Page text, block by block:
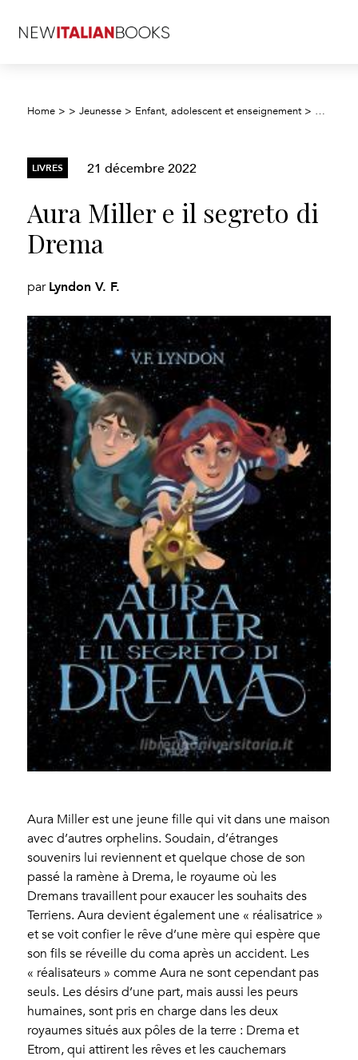
Home > >Jeunesse > Enfant, adolescent et enseignement > Fiction
LIVRES 21 décembre 2022
Aura Miller e il segreto di
Drema
par Lyndon V. F.
Aura Miller est une jeune fille qui vit dans une maison
avec d’autres orphelins. Soudain, d’étranges
souvenirs lui reviennent et quelque chose de son
passé la ramène à Drema, le royaume où les
Dremans travaillent pour exaucer les souhaits des
Terriens. Aura devient également une « réalisatrice »
et se voit confier le rêve d’une mère qui espère que
son fils se réveille du coma après un accident. Les
« réalisateurs » comme Aura ne sont cependant pas
seuls. Les désirs d’une part, mais aussi les peurs
humaines, sont pris en charge dans les deux
royaumes situés aux pôles de la terre : Drema et
Etrom, qui attirent les rêves et les cauchemars